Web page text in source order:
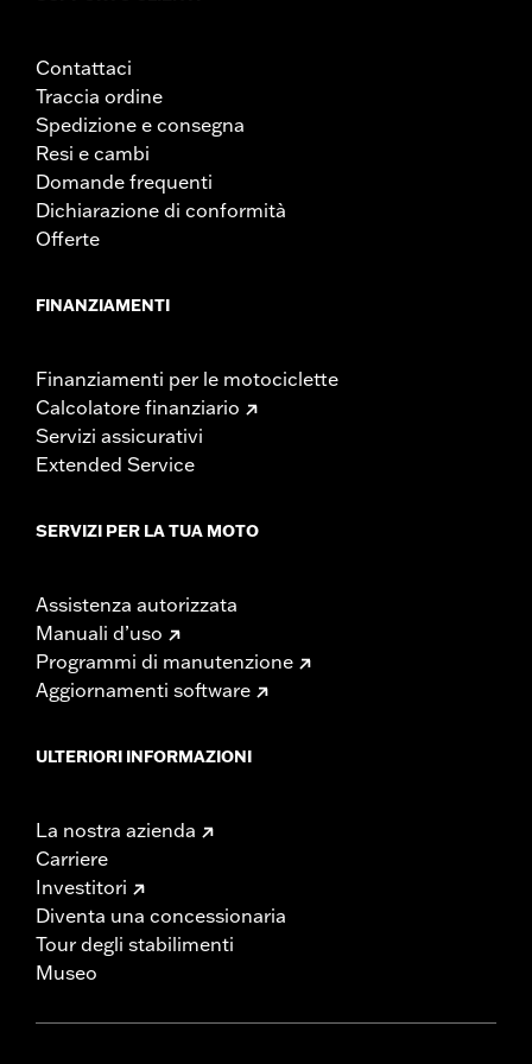
dato momento consumano più corrente elettrica di
quanta l’impianto di carica della moto sia in grado di
generare, il consumo elettrico può esaurire la batteria e
provocare danni all’impianto elettrico del veicolo.
quantità di corrente consumata dagli accessori elettrici.
Contattaci
Traccia ordine
Spedizione e consegna
Resi e cambi
Domande frequenti
Dichiarazione di conformità
Offerte
FINANZIAMENTI
Finanziamenti per le motociclette
Calcolatore finanziario
Servizi assicurativi
Extended Service
SERVIZI PER LA TUA MOTO
Assistenza autorizzata
Manuali d’uso
Programmi di manutenzione
Aggiornamenti software
ULTERIORI INFORMAZIONI
La nostra azienda
Carriere
Investitori
Diventa una concessionaria
Tour degli stabilimenti
Museo